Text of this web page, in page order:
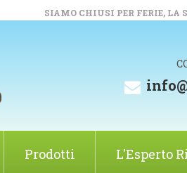
SIAMO CHIUSI PER FERIE, LA
Prodotti L'Esperto